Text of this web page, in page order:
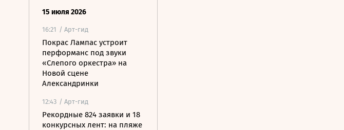
15 июля 2026
16:21 / Арт-гид
Покрас Лампас устроит
перформанс под звуки
«Слепого оркестра» на
Новой сцене
Александринки
12:43 / Арт-гид
Рекордные 824 заявки и 18
конкурсных лент: на пляже